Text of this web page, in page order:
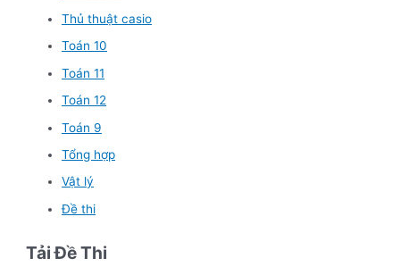
Thủ thuật casio
Toán 10
Toán 11
Toán 12
Toán 9
Tổng hợp
Vật lý
Đề thi
Tải Đề Thi